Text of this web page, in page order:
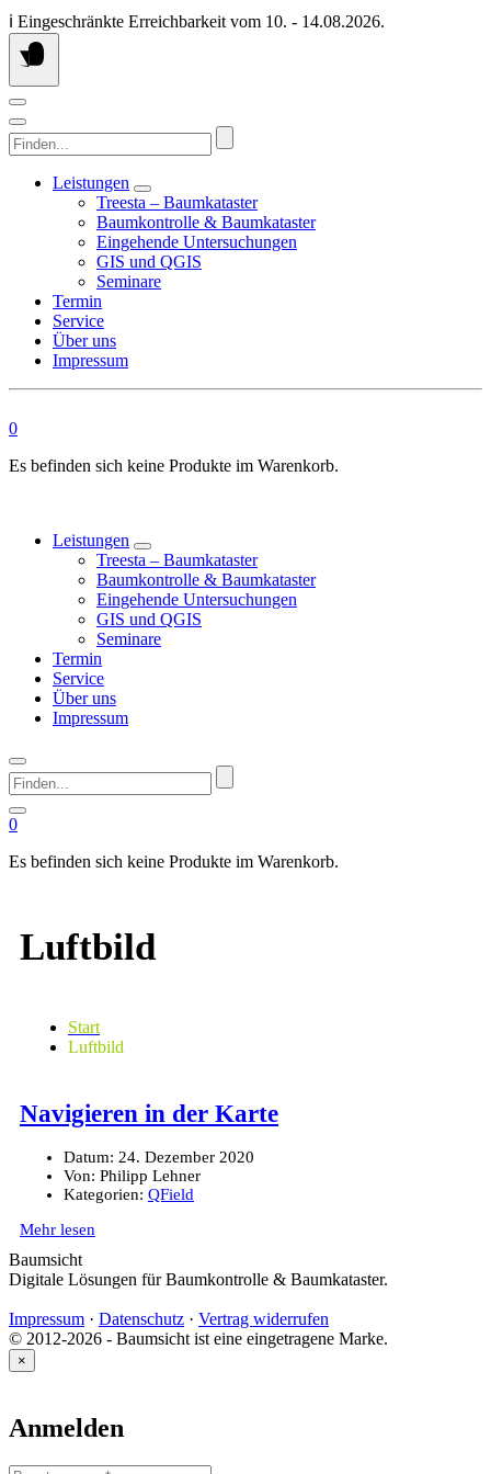
Springen
Sie
zum
ℹ️ Eingeschränkte Erreichbarkeit vom 10. - 14.08.2026.
Finden...
Leistungen
Treesta – Baumkataster
Baumkontrolle & Baumkataster
Eingehende Untersuchungen
GIS und QGIS
Seminare
Termin
Service
Über uns
Impressum
0
Es befinden sich keine Produkte im Warenkorb.
Leistungen
Treesta – Baumkataster
Baumkontrolle & Baumkataster
Eingehende Untersuchungen
GIS und QGIS
Seminare
Termin
Service
Über uns
Impressum
Finden...
0
Es befinden sich keine Produkte im Warenkorb.
Luftbild
Start
Luftbild
Navigieren in der Karte
Datum: 24. Dezember 2020
Von: Philipp Lehner
Kategorien: QField
Mehr lesen
Baumsicht
Digitale Lösungen für Baumkontrolle & Baumkataster.
Impressum · Datenschutz · Vertrag widerrufen
© 2012-2026 - Baumsicht ist eine eingetragene Marke.
×
Anmelden